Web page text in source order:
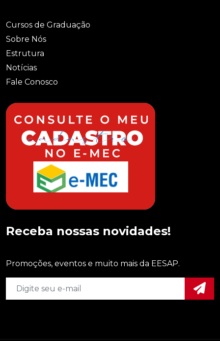
Cursos de Graduação
Sobre Nós
Estrutura
Notícias
Fale Conosco
Receba nossas novidades!
Promoções, eventos e muito mais da EESAP.